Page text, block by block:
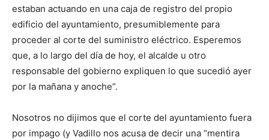
estaban actuando en una caja de registro del propio
edificio del ayuntamiento, presumiblemente para
proceder al corte del suministro eléctrico. Esperemos
que, a lo largo del día de hoy, el alcalde u otro
responsable del gobierno expliquen lo que sucedió ayer
por la mañana y anoche”.
Nosotros no dijimos que el corte del ayuntamiento fuera
por impago (y Vadillo nos acusa de decir una “mentira